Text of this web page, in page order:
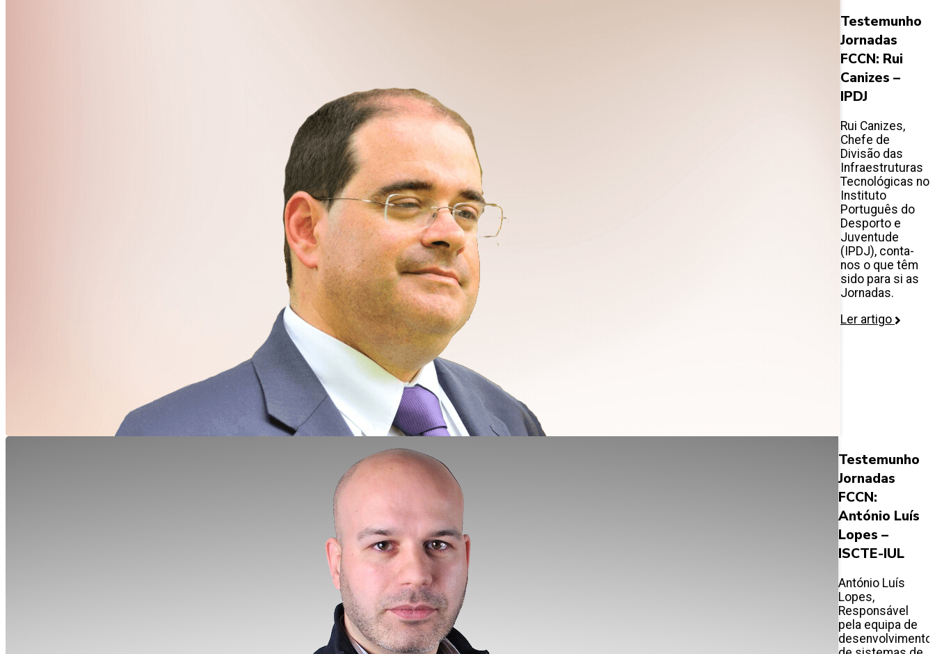
Testemunho
Jornadas
FCCN: Rui
Canizes –
IPDJ
Rui Canizes,
Chefe de
Divisão das
Infraestruturas
Tecnológicas no
Instituto
Português do
Desporto e
Juventude
(IPDJ), conta-
nos o que têm
sido para si as
Jornadas.
Ler artigo
Testemunho
Jornadas
FCCN:
António Luís
Lopes –
ISCTE-IUL
António Luís
Lopes,
Responsável
pela equipa de
desenvolvimento